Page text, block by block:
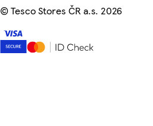
©Tesco Stores ČR a.s. 2026